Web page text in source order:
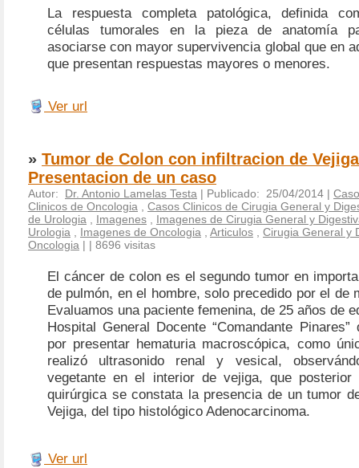
La respuesta completa patológica, definida
células tumorales en la pieza de anatomía
asociarse con mayor supervivencia global que en
que presentan respuestas mayores o menores.
Ver url
» Tumor de Colon con infiltracion de
Presentacion de un caso
Autor: Dr. Antonio Lamelas Testa | Publicado: 25/04/2014 |
Clinicos de Oncologia
Casos Clinicos de Cirugia General y
de Urologia
Imagenes
Imagenes de Cirugia General y
Urologia
Imagenes de Oncologia Articulos
Cirugia General y
Oncologia | | 8696 visitas
El cáncer de colon es el segundo tumor en
de pulmón, en el hombre, solo precedido por el de
Evaluamos una paciente femenina, de 25 años de
Hospital General Docente “Comandante
por presentar hematuria macroscópica, como
realizó ultrasonido renal y vesical,
vegetante en el interior de vejiga, que posterior
quirúrgica se constata la presencia de un tumor
Vejiga, del tipo histológico Adenocarcinoma.
Ver url